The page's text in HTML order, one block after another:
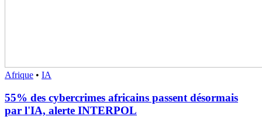
Afrique • IA
55% des cybercrimes africains passent désormais
par l'IA, alerte INTERPOL